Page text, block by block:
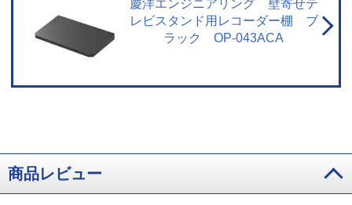
情報などや、ご登録いただいた都道府県、性別などの情報がメーカーまたは
メーカーの委託先のサーバーで記録されます。これらの情報は、ネットワー
クサービスの提供以外に、品質改善やマーケティングなどの目的で利用する
ことがあり、この目的の範囲内で第三者に提供する場合があります。これら
ライバシーポリシーを同意しない設定にした場合には、それまでにサーバー
※ ご利用にはインターネットプロバイダーや回線事業者との契約・使用料が
別途必要です。
※3・「ざんまいスマートアクセス」のご利用にはインター
慶洋エンジニアリング 壁寄せテ
レビスタンド用レコーダー棚 ブ
ラック OP-043ACA
商品レビュー